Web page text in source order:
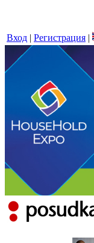
Вход | Регистрация |